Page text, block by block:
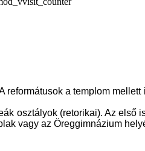
reformátusok a templom mellett
osztályok (retorikai). Az első
vagy az Öreggimnázium